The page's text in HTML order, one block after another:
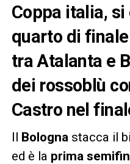
Coppa italia,
quarto di
tra Atalanta e
dei rossoblù
Castro nel
Il Bolognastacca il
ed è la prima